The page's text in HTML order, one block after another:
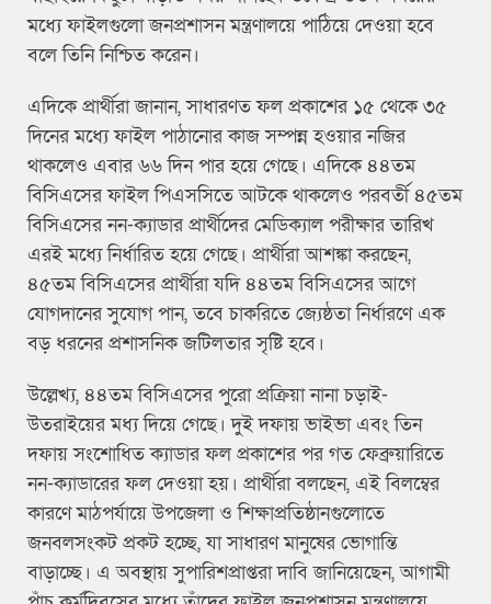
মধ্যে ফাইলগুলো জনপ্রশাসন মন্ত্রণালয়ে পাঠিয়ে দেওয়া হবে
বলে তিনি নিশ্চিত করেন।
এদিকে প্রার্থীরা জানান, সাধারণত ফল প্রকাশের ১৫ থেকে ৩৫
দিনের মধ্যে ফাইল পাঠানোর কাজ সম্পন্ন হওয়ার নজির
থাকলেও এবার ৬৬ দিন পার হয়ে গেছে। এদিকে ৪৪তম
বিসিএসের ফাইল পিএসসিতে আটকে থাকলেও পরবর্তী ৪৫তম
বিসিএসের নন-ক্যাডার প্রার্থীদের মেডিক্যাল পরীক্ষার তারিখ
এরই মধ্যে নির্ধারিত হয়ে গেছে। প্রার্থীরা আশঙ্কা করছেন,
৪৫তম বিসিএসের প্রার্থীরা যদি ৪৪তম বিসিএসের আগে
যোগদানের সুযোগ পান, তবে চাকরিতে জ্যেষ্ঠতা নির্ধারণে এক
বড় ধরনের প্রশাসনিক জটিলতার সৃষ্টি হবে।
উল্লেখ্য, ৪৪তম বিসিএসের পুরো প্রক্রিয়া নানা চড়াই-
উতরাইয়ের মধ্য দিয়ে গেছে। দুই দফায় ভাইভা এবং তিন
দফায় সংশোধিত ক্যাডার ফল প্রকাশের পর গত ফেব্রুয়ারিতে
নন-ক্যাডারের ফল দেওয়া হয়। প্রার্থীরা বলছেন, এই বিলম্বের
কারণে মাঠপর্যায়ে উপজেলা ও শিক্ষাপ্রতিষ্ঠানগুলোতে
জনবলসংকট প্রকট হচ্ছে, যা সাধারণ মানুষের ভোগান্তি
বাড়াচ্ছে। এ অবস্থায় সুপারিশপ্রাপ্তরা দাবি জানিয়েছেন, আগামী